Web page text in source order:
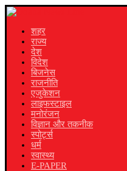
शहर
राज्य
देश
विदेश
बिजनेस
राजनीति
एजुकेशन
लाइफस्टाइल
मनोरंजन
विज्ञान और तकनीक
स्पोर्ट्स
धर्म
स्वास्थ्य
E-PAPER